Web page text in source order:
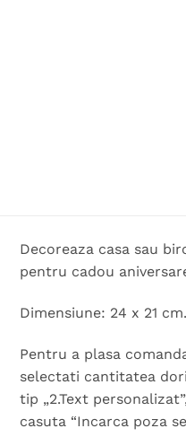
Decoreaza casa sau
pentru cadou
Dimensiune: 24 x 21
Pentru a plasa
selectati cantitatea
tip „2.Text
casuta “Incarca poza